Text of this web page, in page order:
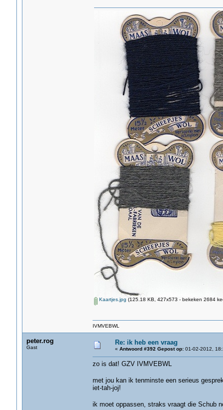
Kaartjes.jpg (125.18 KB, 427x573 - bekeken 2684
IVMVEBWL
peter.rog
Gast
Re: ik heb een vraag
« Antwoord #392 Gepost op:01-02-2012,
zo is dat! GZV IVMVEBWL
met jou kan ik tenminste een serieus
iet-tah-joj!
ik moet oppassen, straks vraagt die Schub